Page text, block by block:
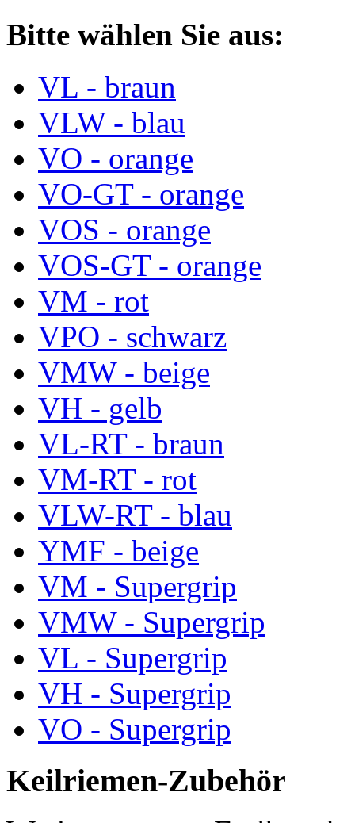
Bitte wählen Sie aus:
VL - braun
VLW - blau
VO - orange
VO-GT - orange
VOS - orange
VOS-GT - orange
VM - rot
VPO - schwarz
VMW - beige
VH - gelb
VL-RT - braun
VM-RT - rot
VLW-RT - blau
YMF - beige
VM - Supergrip
VMW - Supergrip
VL - Supergrip
VH - Supergrip
VO - Supergrip
Keilriemen-Zubehör